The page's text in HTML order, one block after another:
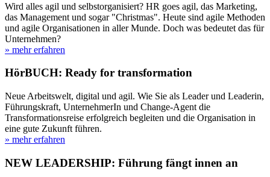
Wird alles agil und selbstorganisiert? HR goes agil, das Marketing,
das Management und sogar "Christmas". Heute sind agile Methoden
und agile Organisationen in aller Munde. Doch was bedeutet das für
Unternehmen?
» mehr erfahren
HörBUCH: Ready for transformation
Neue Arbeitswelt, digital und agil. Wie Sie als Leader und Leaderin,
Führungskraft, UnternehmerIn und Change-Agent die
Transformationsreise erfolgreich begleiten und die Organisation in
eine gute Zukunft führen.
» mehr erfahren
NEW LEADERSHIP: Führung fängt innen an